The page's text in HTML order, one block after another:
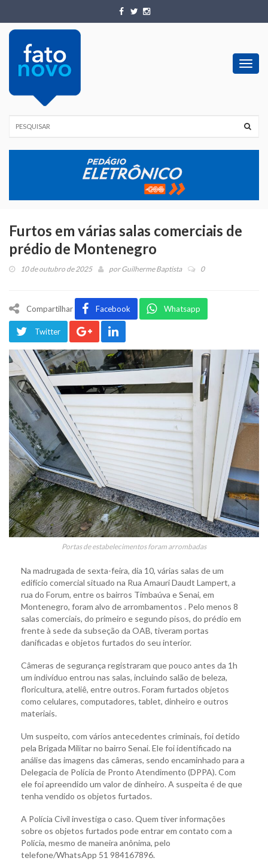
Furtos em várias salas comerciais de
prédio de Montenegro
10 de outubro de 2025 porGuilherme Baptista 0
Compartilhar Facebook Whatsapp
Twitter
Portas de estabelecimentos foram arrombadas
Na madrugada de sexta-feira, dia 10, várias salas de um
edifício comercial situado na Rua Amauri Daudt Lampert, a
rua do Forum, entre os bairros Timbaúva e Senai, em
Montenegro, foram alvo de arrombamentos . Pelo menos 8
salas comerciais, do primeiro e segundo pisos, do prédio em
frente à sede da subseção da OAB, tiveram portas
danificadas e objetos furtados do seu interior.
Câmeras de segurança registraram que pouco antes da 1h
um indivíduo entrou nas salas, incluindo salão de beleza,
floricultura, ateliê, entre outros. Foram furtados objetos
como celulares, computadores, tablet, dinheiro e outros
materiais.
Um suspeito, com vários antecedentes criminais, foi detido
pela Brigada Militar no bairro Senai. Ele foi identificado na
análise das imagens das câmeras, sendo encaminhado para a
Delegacia de Polícia de Pronto Atendimento (DPPA). Com
ele foi apreendido um valor de dinheiro. A suspeita é de que
tenha vendido os objetos furtados.
A Polícia Civil investiga o caso. Quem tiver informações
sobre os objetos furtados pode entrar em contato com a
Polícia, mesmo de maneira anônima, pelo
telefone/WhatsApp 51 984167896.